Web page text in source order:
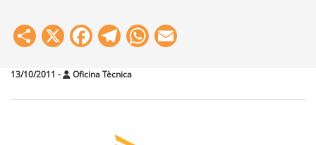
Share
X Facebook
Telegram
WhatsApp
13/10/2011 - Oficina Tècnica